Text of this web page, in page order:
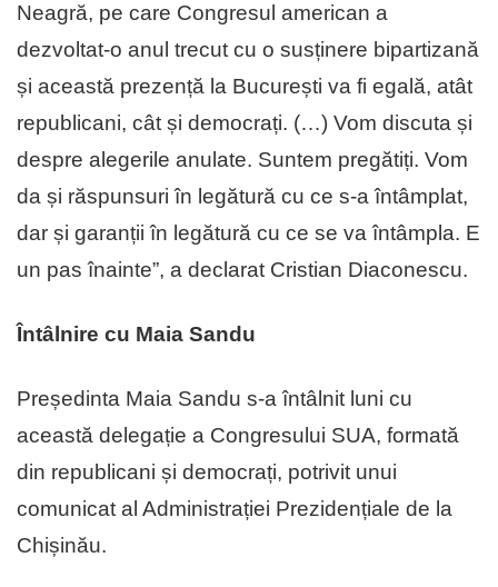
Neagră, pe care Congresul american a
dezvoltat-o anul trecut cu o susținere bipartizană
și această prezență la București va fi egală, atât
republicani, cât și democrați. (…) Vom discuta și
despre alegerile anulate. Suntem pregătiți. Vom
da și răspunsuri în legătură cu ce s-a întâmplat,
dar și garanții în legătură cu ce se va întâmpla. E
un pas înainte”, a declarat Cristian Diaconescu.
Întâlnire cu Maia Sandu
Președinta Maia Sandu s-a întâlnit luni cu
această delegație a Congresului SUA, formată
din republicani și democrați, potrivit unui
comunicat al Administrației Prezidențiale de la
Chișinău.